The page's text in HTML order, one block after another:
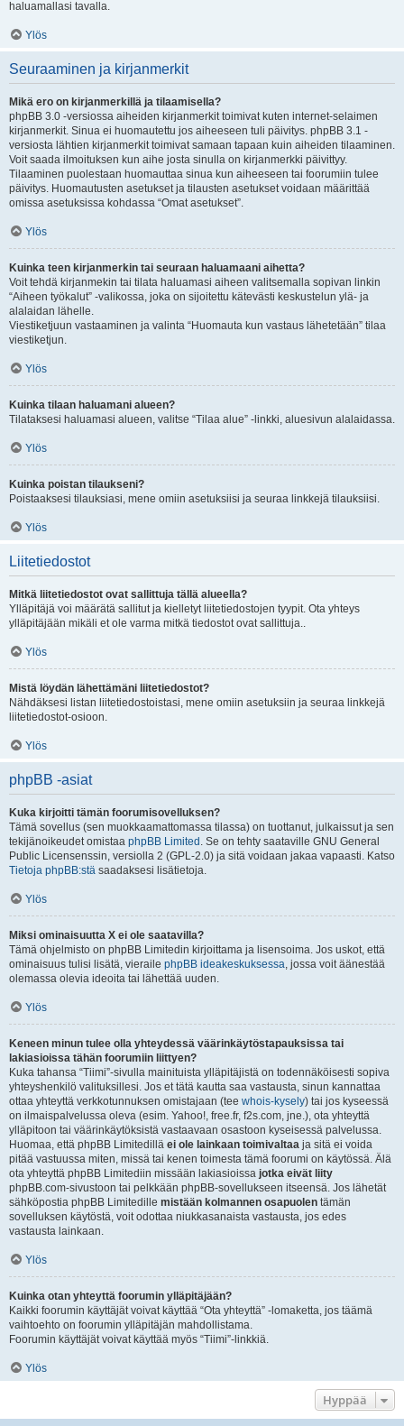
haluamallasi tavalla.
Ylös
Seuraaminen ja kirjanmerkit
Mikä ero on kirjanmerkillä ja tilaamisella?
phpBB 3.0 -versiossa aiheiden kirjanmerkit toimivat kuten internet-selaimen
kirjanmerkit. Sinua ei huomautettu jos aiheeseen tuli päivitys. phpBB 3.1 -
versiosta lähtien kirjanmerkit toimivat samaan tapaan kuin aiheiden tilaaminen.
Voit saada ilmoituksen kun aihe josta sinulla on kirjanmerkki päivittyy.
Tilaaminen puolestaan huomauttaa sinua kun aiheeseen tai foorumiin tulee
päivitys. Huomautusten asetukset ja tilausten asetukset voidaan määrittää
omissa asetuksissa kohdassa “Omat asetukset”.
Ylös
Kuinka teen kirjanmerkin tai seuraan haluamaani aihetta?
Voit tehdä kirjanmekin tai tilata haluamasi aiheen valitsemalla sopivan linkin
“Aiheen työkalut” -valikossa, joka on sijoitettu kätevästi keskustelun ylä- ja
alalaidan lähelle.
Viestiketjuun vastaaminen ja valinta “Huomauta kun vastaus lähetetään” tilaa
viestiketjun.
Ylös
Kuinka tilaan haluamani alueen?
Tilataksesi haluamasi alueen, valitse “Tilaa alue” -linkki, aluesivun alalaidassa.
Ylös
Kuinka poistan tilaukseni?
Poistaaksesi tilauksiasi, mene omiin asetuksiisi ja seuraa linkkejä tilauksiisi.
Ylös
Liitetiedostot
Mitkä liitetiedostot ovat sallittuja tällä alueella?
Ylläpitäjä voi määrätä sallitut ja kielletyt liitetiedostojen tyypit. Ota yhteys
ylläpitäjään mikäli et ole varma mitkä tiedostot ovat sallittuja..
Ylös
Mistä löydän lähettämäni liitetiedostot?
Nähdäksesi listan liitetiedostoistasi, mene omiin asetuksiin ja seuraa linkkejä
liitetiedostot-osioon.
Ylös
phpBB -asiat
Kuka kirjoitti tämän foorumisovelluksen?
Tämä sovellus (sen muokkaamattomassa tilassa) on tuottanut, julkaissut ja sen
tekijänoikeudet omistaa phpBB Limited . Se on tehty saataville GNU General
Public Licensenssin, versiolla 2 (GPL-2.0) ja sitä voidaan jakaa vapaasti. Katso
Tietoja phpBB:stä saadaksesi lisätietoja.
Ylös
Miksi ominaisuutta X ei ole saatavilla?
Tämä ohjelmisto on phpBB Limitedin kirjoittama ja lisensoima. Jos uskot, että
ominaisuus tulisi lisätä, vieraile phpBB ideakeskuksessa, jossa voit äänestää
olemassa olevia ideoita tai lähettää uuden.
Ylös
Keneen minun tulee olla yhteydessä väärinkäytöstapauksissa tai
lakiasioissa tähän foorumiin liittyen?
Kuka tahansa “Tiimi”-sivulla mainituista ylläpitäjistä on todennäköisesti sopiva
yhteyshenkilö valituksillesi. Jos et tätä kautta saa vastausta, sinun kannattaa
ottaa yhteyttä verkkotunnuksen omistajaan (tee whois-kysely) tai jos kyseessä
on ilmaispalvelussa oleva (esim. Yahoo!, free.fr, f2s.com, jne.), ota yhteyttä
ylläpitoon tai väärinkäytöksistä vastaavaan osastoon kyseisessä palvelussa.
Huomaa, että phpBB Limitedillä ei ole lainkaan toimivaltaa ja sitä ei voida
pitää vastuussa miten, missä tai kenen toimesta tämä foorumi on käytössä. Älä
ota yhteyttä phpBB Limitediin missään lakiasioissa jotka eivät liity
phpBB.com-sivustoon tai pelkkään phpBB-sovellukseen itseensä. Jos lähetät
sähköpostia phpBB Limitedille mistään kolmannen osapuolen tämän
sovelluksen käytöstä, voit odottaa niukkasanaista vastausta, jos edes
vastausta lainkaan.
Ylös
Kuinka otan yhteyttä foorumin ylläpitäjään?
Kaikki foorumin käyttäjät voivat käyttää “Ota yhteyttä” -lomaketta, jos täämä
vaihtoehto on foorumin ylläpitäjän mahdollistama.
Foorumin käyttäjät voivat käyttää myös “Tiimi”-linkkiä.
Ylös
Hyppää